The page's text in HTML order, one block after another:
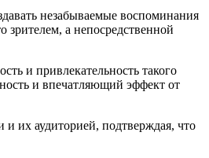
незабываемые воспоминания
зрителем, а непосредственной
и привлекательность такого
и впечатляющий эффект от
и их аудиторией, подтверждая, что